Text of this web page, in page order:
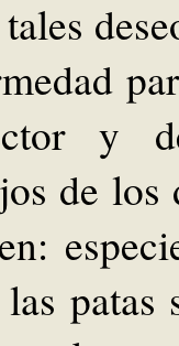
y
de los
patas